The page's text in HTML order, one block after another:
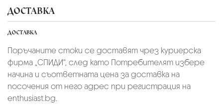
ДОСТАВКА
ДОСТАВКА
Поръчаните стоки се доставят чрез куриерскa
фирмa „СПИДИ“, след като Потребителят избере
начина и съответната цена за доставка на
посочения от него адрес при регистрация на
enthusiast.bg.